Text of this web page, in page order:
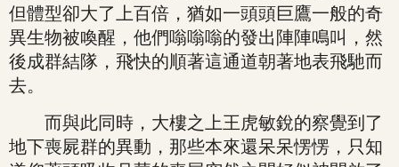
但體型卻大了上百倍，猶如一頭頭巨鷹一般的奇
異生物被喚醒，他們嗡嗡嗡的發出陣陣鳴叫，然
後成群結隊，飛快的順著這通道朝著地表飛馳而
去。
而與此同時，大樓之上王虎敏銳的察覺到了
地下喪屍群的異動，那些本來還呆呆愣愣，只知